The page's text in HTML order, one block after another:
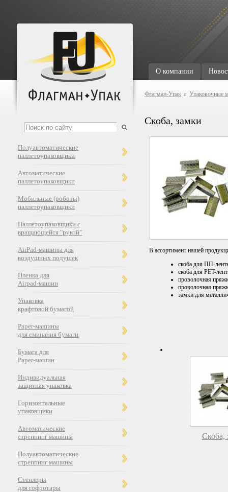
О компании
Полуавтоматические
паллетоупаковщики
Автоматические
паллетоупаковщики
Мобильные (роботы)
паллетоупаковщики
Паллетоупаковщики с
вращающейся "рукой"
AirPad-машины для
воздушных подушек
Пленка для
Airpad-машин
Упаковка
крафтовой бумагой
Paper-машины
для сминания бумаги
Бумага для
Paper-машин
Индивидуальная
защитная упаковка
Горизонтальные
упаковщики
Автоматические
стреппинг машины
Полуавтоматические
стреппинг машины
Степлеры
для гофротары
Флагман-Упак » Упаковочные
Скоба, замки
В ассортимент нашей
скоба для ПП-
скоба для PET-
проволочная
проволочная
замки для
Скоба,